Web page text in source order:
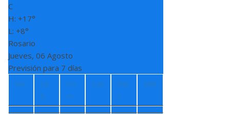
C
H: +17°
L: +8°
Rosario
Jueves, 06 Agosto
Previsión para 7 días
Vie
Sá
b
Do
m
Lun
Ma
r
Mié